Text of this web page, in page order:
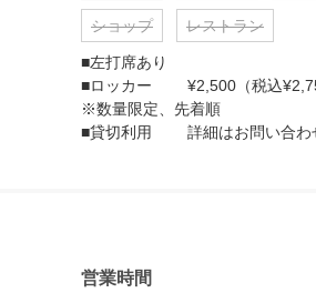
ショップ レストラン
■左打席あり
■ロッカー	¥2,500（税込¥2,750）/ 月額
※数量限定、先着順
■貸切利用	詳細はお問い
営業時間